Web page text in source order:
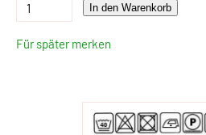
In den Warenkorb
Für später merken